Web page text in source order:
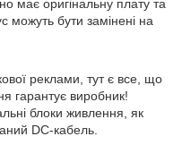
має оригінальну плату та
можуть бути замінені на
реклами, тут є все, що
гарантує виробник!
блоки живлення, як
DC-кабель.